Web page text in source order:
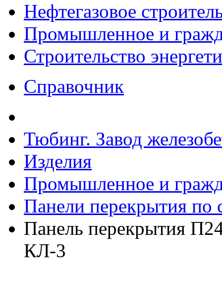
Нефтегазовое
Промышленное и
Строительство
Справочник
Тюбинг. Завод
Изделия
Промышленное и
Панели перекрытия по
Панель перекрытия
КЛ-3